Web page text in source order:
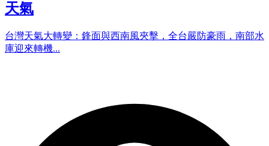
天氣
台灣天氣大轉變：鋒面與西南風夾擊，全台嚴防豪雨，南部水
庫迎來轉機...